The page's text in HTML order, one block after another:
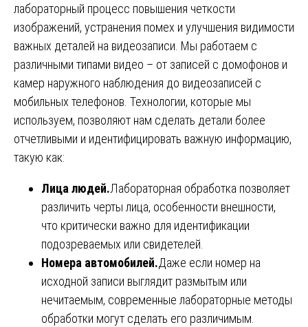
лабораторный процесс повышения четкости
изображений, устранения помех и улучшения видимости
важных деталей на видеозаписи. Мы работаем с
различными типами видео – от записей с домофонов и
камер наружного наблюдения до видеозаписей с
мобильных телефонов. Технологии, которые мы
используем, позволяют нам сделать детали более
отчетливыми и идентифицировать важную информацию,
такую как:
Лица людей.Лабораторная обработка позволяет
различить черты лица, особенности внешности,
что критически важно для идентификации
подозреваемых или свидетелей.
Номера автомобилей.Даже если номер на
исходной записи выглядит размытым или
нечитаемым, современные лабораторные методы
обработки могут сделать его различимым.